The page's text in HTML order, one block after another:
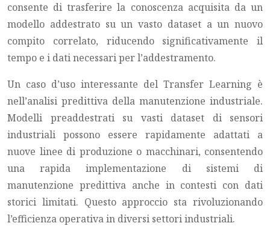
consente di trasferire la conoscenza acquisita da un
modello addestrato su un vasto dataset a un nuovo
compito correlato, riducendo significativamente il
tempo e i dati necessari per l’addestramento.
Un caso d’uso interessante del Transfer Learning è
nell’analisi predittiva della manutenzione industriale.
Modelli preaddestrati su vasti dataset di sensori
industriali possono essere rapidamente adattati a
nuove linee di produzione o macchinari, consentendo
una rapida implementazione di sistemi di
manutenzione predittiva anche in contesti con dati
storici limitati. Questo approccio sta rivoluzionando
l’efficienza operativa in diversi settori industriali.